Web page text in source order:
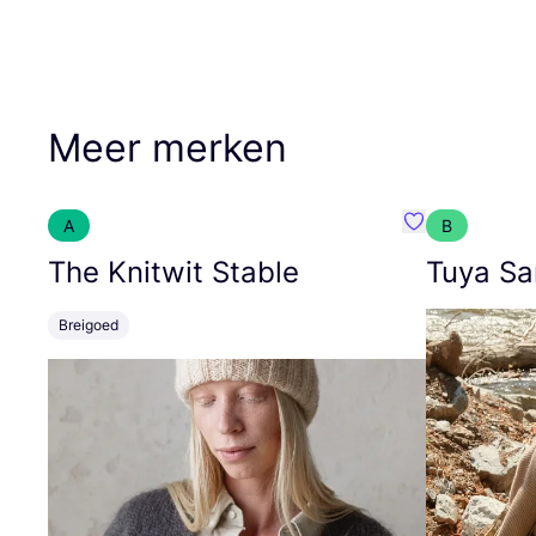
Meer merken
A
The Knitwit Stable
Breigoed
Favoriete
B
Tuya